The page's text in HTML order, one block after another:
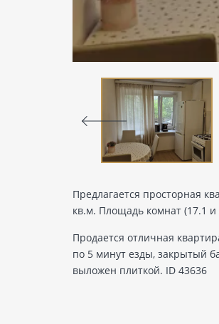
Предлагается просторная
кв.м. Площадь комнат (17.1 и
Продается отличная
по 5 минут езды, закрытый
выложен плиткой. ID 43636